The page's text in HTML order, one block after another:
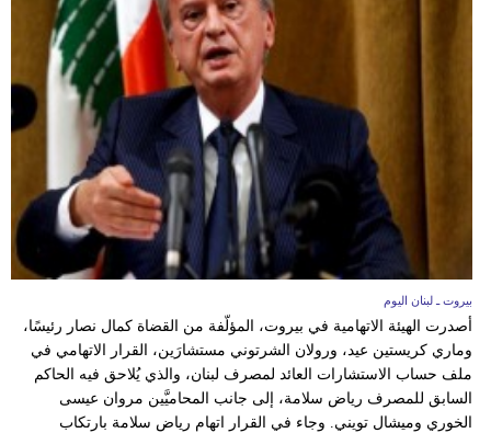
بيروت ـ لبنان اليوم
أصدرت الهيئة الاتهامية في بيروت، المؤلّفة من القضاة كمال نصار رئيسًا،
وماري كريستين عيد، ورولان الشرتوني مستشارَين، القرار الاتهامي في
ملف حساب الاستشارات العائد لمصرف لبنان، والذي يُلاحق فيه الحاكم
السابق للمصرف رياض سلامة، إلى جانب المحاميَّين مروان عيسى
الخوري وميشال تويني. وجاء في القرار اتهام رياض سلامة بارتكاب